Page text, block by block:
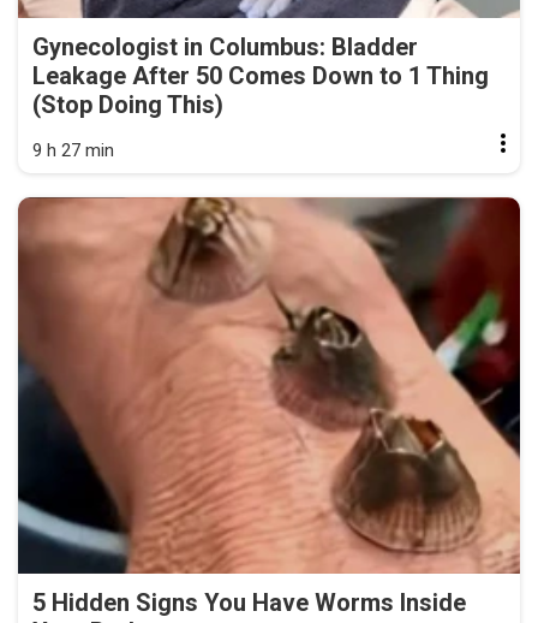
Gynecologist in Columbus: Bladder
Leakage After 50 Comes Down to 1 Thing
(Stop Doing This)
9 h 27 min
5 Hidden Signs You Have Worms Inside